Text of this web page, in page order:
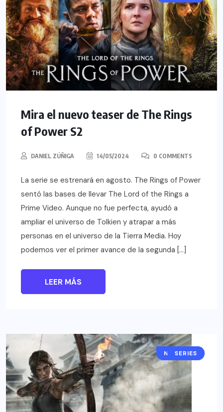
Mira el nuevo teaser de The Rings
of Power S2
DANIEL ZÚÑIGA 14/05/2024 0 COMMENTS
La serie se estrenará en agosto. The Rings of Power
sentó las bases de llevar The Lord of the Rings a
Prime Video. Aunque no fue perfecta, ayudó a
ampliar el universo de Tolkien y atrapar a más
personas en el universo de la Tierra Media. Hoy
podemos ver el primer avance de la segunda […]
LEER MÁS
NOTICIAS
SERIES